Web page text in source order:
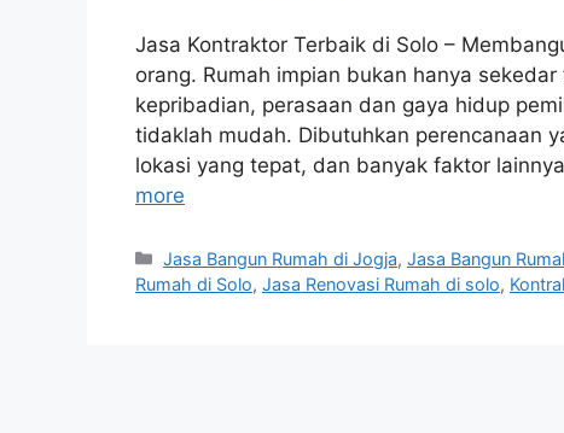
Jasa Kontraktor Terbaik di Solo –
orang. Rumah impian bukan hanya
kepribadian, perasaan dan gaya hidup
tidaklah mudah. Dibutuhkan perencanaan
lokasi yang tepat, dan banyak faktor
more
Categories
Jasa Bangun Rumah di Jogja,Jasa Bangun
Rumah di Solo, Jasa Renovasi Rumah di solo,